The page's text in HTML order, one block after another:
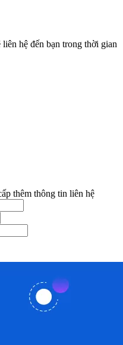
hệ đến bạn trong thời gian
thêm thông tin liên hệ